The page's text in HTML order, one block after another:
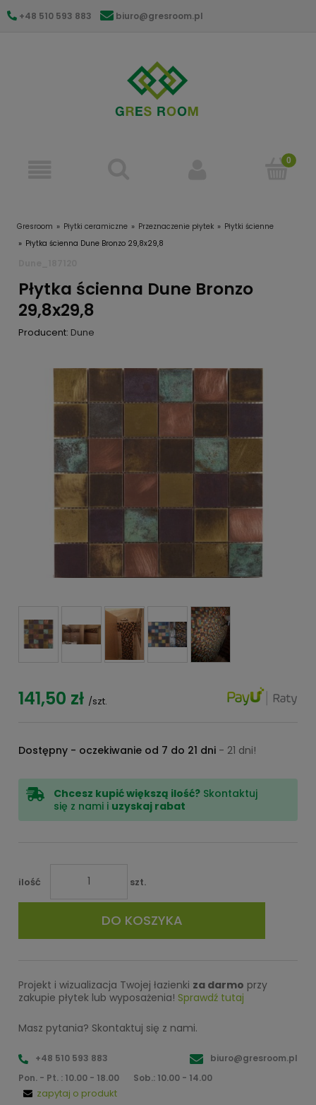
+48 510 593 883 biuro@gresroom.pl
Gresroom Płytki ceramiczne Przeznaczenie płytek
Płytki ścienne
Płytka ścienna Dune Bronzo 29,8x29,8
Płytka ścienna Dune Bronzo
29,8x29,8
Producent: Dune
141,50 zł /szt.
Dostępny - oczekiwanie od 7 do 21 dni - 21 dni!
Chcesz kupić większą ilość? Skontaktuj
się z nami i uzyskaj rabat
ilość szt.
DO KOSZYKA
Projekt i wizualizacja Twojej łazienki za darmo przy
zakupie płytek lub wyposażenia! Sprawdź tutaj
Masz pytania? Skontaktuj się z nami.
+48 510 593 883
biuro@gresroom.pl
Pon. - Pt. : 10.00 - 18.00
Sob.: 10.00 - 14.00
zapytaj o produkt